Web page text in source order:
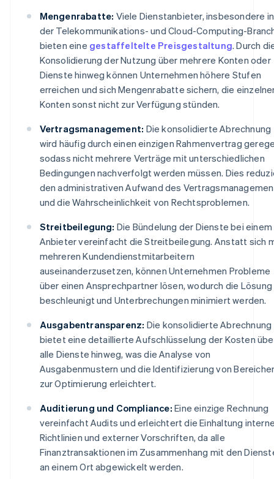
Mengenrabatte: Viele Dienstanbieter, insbesondere in
der Telekommunikations- und Cloud-Computing-
bieten eine gestaffeltelte Preisgestaltung. Durch
Konsolidierung der Nutzung über mehrere Konten oder
Dienste hinweg können Unternehmen höhere Stufen
erreichen und sich Mengenrabatte sichern, die
Konten sonst nicht zur Verfügung stünden.
Vertragsmanagement: Die konsolidierte Abrechnung
wird häufig durch einen einzigen Rahmenvertrag
sodass nicht mehrere Verträge mit unterschiedlichen
Bedingungen nachverfolgt werden müssen. Dies
den administrativen Aufwand des
und die Wahrscheinlichkeit von Rechtsproblemen.
Streitbeilegung: Die Bündelung der Dienste bei einem
Anbieter vereinfacht die Streitbeilegung. Anstatt sich
mehreren Kundendienstmitarbeitern
auseinanderzusetzen, können Unternehmen Probleme
über einen Ansprechpartner lösen, wodurch die Lösung
beschleunigt und Unterbrechungen minimiert werden.
Ausgabentransparenz: Die konsolidierte Abrechnung
bietet eine detaillierte Aufschlüsselung der Kosten
alle Dienste hinweg, was die Analyse von
Ausgabenmustern und die Identifizierung von
zur Optimierung erleichtert.
Auditierung und Compliance: Eine einzige Rechnung
vereinfacht Audits und erleichtert die Einhaltung
Richtlinien und externer Vorschriften, da alle
Finanztransaktionen im Zusammenhang mit den
an einem Ort abgewickelt werden.